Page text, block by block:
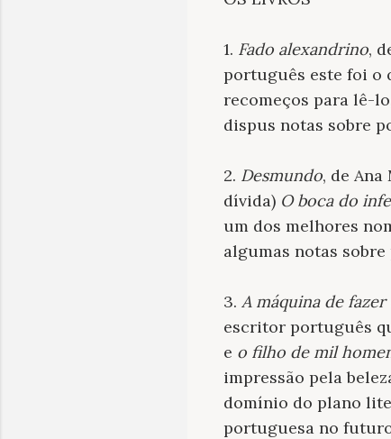
1. Fado alexandrino,
português este foi o
recomeços para lê-
dispus notas sobre
2. Desmundo, de
dívida) O boca do
um dos melhores
algumas notas sobre
3. A máquina de fazer
escritor português
e o filho de mil
impressão pela
domínio do plano
portuguesa no